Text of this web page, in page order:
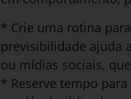
* Crie uma rotina
previsibilidade ajuda
ou mídias sociais,
* Reserve tempo